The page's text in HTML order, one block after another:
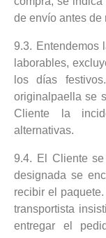
de envío antes de
9.3. Entendemos
laborables,
los días
originalpaella se
Cliente la
alternativas.
9.4. El Cliente
designada se
recibir el
transportista
entregar el